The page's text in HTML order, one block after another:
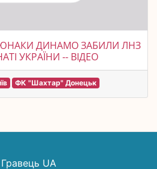
ДИНАМО ЗАБИЛИ ЛНЗ
УКРАЇНИ -- ВІДЕО
ФК "Шахтар" Донецьк
UA